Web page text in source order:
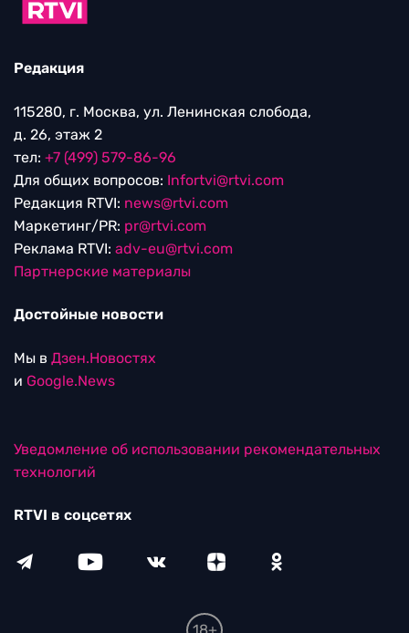
Редакция
115280, г. Москва, ул. Ленинская слобода,
д. 26, этаж 2
тел: +7 (499) 579-86-96
Для общих вопросов: Infortvi@rtvi.com
Редакция RTVI: news@rtvi.com
Маркетинг/PR: pr@rtvi.com
Реклама RTVI: adv-eu@rtvi.com
Партнерские материалы
Достойные новости
Мы в Дзен.Новостях
и Google.News
Уведомление об использовании рекомендательных
технологий
RTVI в соцсетях